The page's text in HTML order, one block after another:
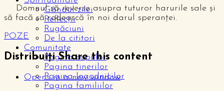
Gândul zilei
Reflecții
Rugăciuni
De la cititori
Comunitate
Pagina copiilor
Pagina tinerilor
Pagina logodnicilor
Pagina familiilor
Domnul să reverse asupra tuturor harurile sale și
să facă să rodească în noi darul speranței.
POZE
Distribuiți Share this content
Opens in a new window